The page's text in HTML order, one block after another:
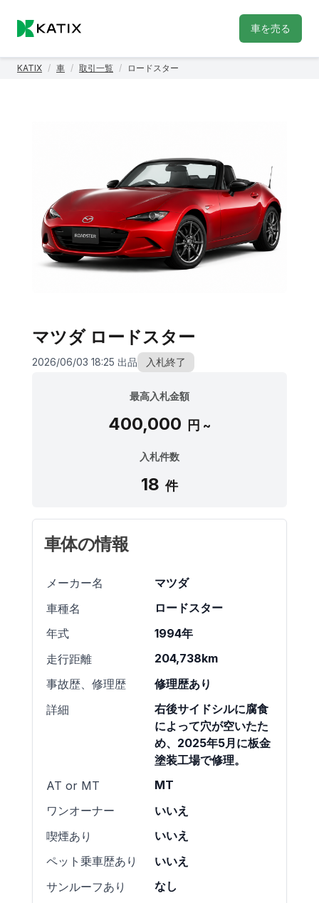
車を売る
KATIX / 車 / 取引一覧 / ロードスター
マツダ ロードスター
2026/06/03 18:25 出品 入札終了
最高入札金額
400,000 円 ~
入札件数
18 件
車体の情報
メーカー名
マツダ
車種名
ロードスター
年式
1994年
走行距離
204,738km
事故歴、修理歴
修理歴あり
詳細
右後サイドシルに腐食
によって穴が空いたた
め、2025年5月に板金
塗装工場で修理。
AT or MT
MT
ワンオーナー
いいえ
喫煙あり
いいえ
ペット乗車歴あり
いいえ
サンルーフあり
なし